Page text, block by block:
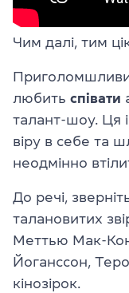
Чим далі, тим
любить співати
талант-шоу. Ця
віру в себе та
неодмінно
До речі,
талановитих
Меттью Мак-
Йоганссон,
кінозірок.